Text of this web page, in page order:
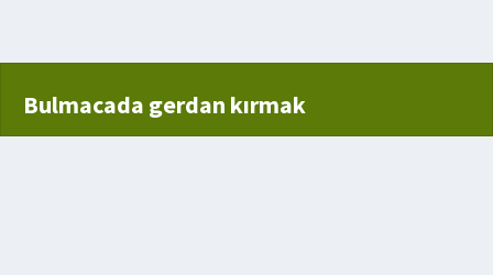
Bulmacada gerdan kırmak